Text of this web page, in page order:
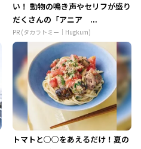
い！ 動物の鳴き声やセリフが盛り
だくさんの「アニア ...
PR (タカラトミー｜Hugkum)
トマトと○○をあえるだけ！夏の